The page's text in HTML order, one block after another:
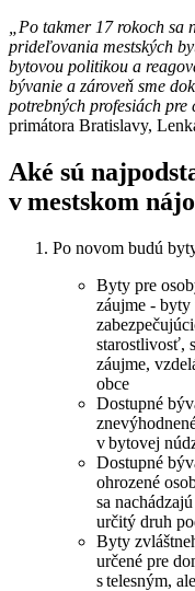
„Po takmer 17 rokoch
prideľovania mestských
bytovou politikou a
bývanie a zároveň sme
potrebných profesiách pre
primátora Bratislavy,
Aké sú
v mestskom
Po novom budú
Byty pre
záujme - byty
starostlivosť,
záujme,
obce
Dostupné
v bytovej
Dostupné
ohrozené
sa
určitý druh
Byty
určené pre
s telesným,